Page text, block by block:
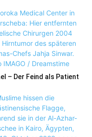
– Der Feind als Patient